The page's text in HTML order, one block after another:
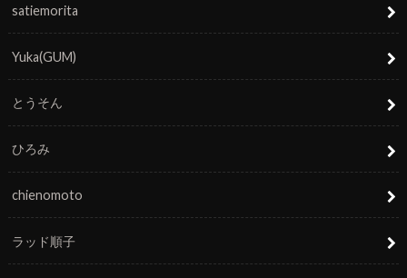
satiemorita
Yuka(GUM)
とうそん
ひろみ
chienomoto
ラッド順子